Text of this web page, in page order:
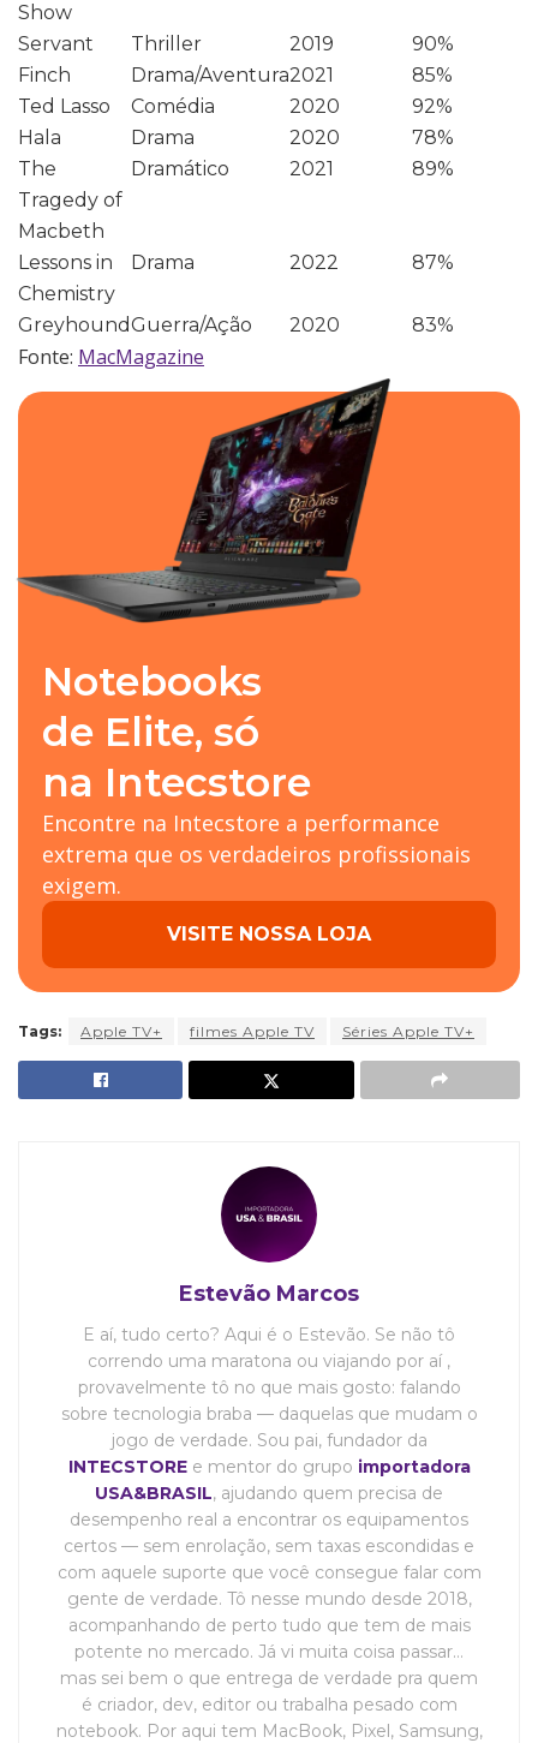
Show
Servant Thriller 2019
90%
Finch
Drama/Aventura2021
85%
Ted Lasso
Comédia 2020
92%
Hala
Drama 2020
78%
The
Tragedy of
Macbeth
Dramático 2021 89%
Lessons in
Chemistry
Drama 2022 87%
GreyhoundGuerra/Ação 2020 83%
Fonte: MacMagazine
Notebooks
de Elite, só
na Intecstore
Encontre na Intecstore a performance
extrema que os verdadeiros profissionais
exigem.
VISITE NOSSA LOJA
Tags: Apple TV+ filmes Apple TV Séries Apple TV+
Estevão Marcos
E aí, tudo certo? Aqui é o Estevão. Se não tô
correndo uma maratona ou viajando por aí ,
provavelmente tô no que mais gosto: falando
sobre tecnologia braba — daquelas que mudam o
jogo de verdade. Sou pai, fundador da
INTECSTOREe mentor do grupo importadora
USA&BRASIL, ajudando quem precisa de
desempenho real a encontrar os equipamentos
certos — sem enrolação, sem taxas escondidas e
com aquele suporte que você consegue falar com
gente de verdade. Tô nesse mundo desde 2018,
acompanhando de perto tudo que tem de mais
potente no mercado. Já vi muita coisa passar…
mas sei bem o que entrega de verdade pra quem
é criador, dev, editor ou trabalha pesado com
notebook. Por aqui tem MacBook, Pixel, Samsung,